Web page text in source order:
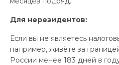
Для нерезидентов:
Если вы не являетесь
например, живёте за
России менее 183 дней в